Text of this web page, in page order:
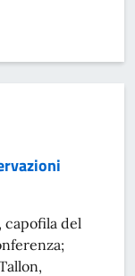
capofila del